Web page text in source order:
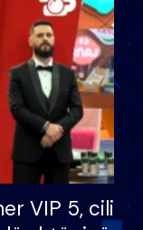
VIP 5, cili